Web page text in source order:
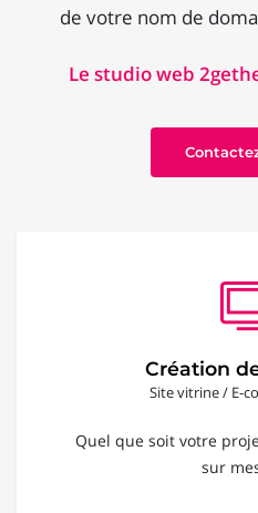
de votre nom de
Le studio web
Création
Site vitrine / E-
Quel que soit votre
sur